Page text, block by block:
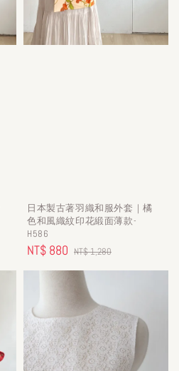
日本製古著羽織和服外套｜橘
色和風織紋印花緞面薄款-
H586
Sale
price
NT$ 880 Regular
price
NT$ 1,280